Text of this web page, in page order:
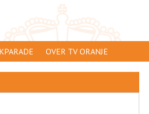
OVER TV ORANJE
WAAR TE ZIEN
CLIP INSTUREN